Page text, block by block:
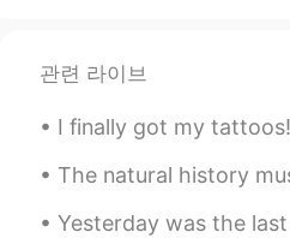
した😓 。
でも旅行から帰っ
でも旅行から帰っ
両親の犬と猫と仲
관련 라이브
I finally got my tattoos! 👌🏻 Love ❤️ Harry Potter 🔮
The natural history museum here in London is really
Yesterday was the last day of my summer